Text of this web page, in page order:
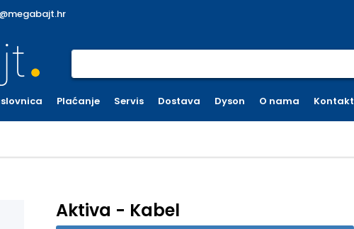
Plaćanje Servis Dostava Dyson O nama Kontakt
Aktiva - Kabel